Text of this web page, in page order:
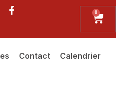
0
Contact Calendrier